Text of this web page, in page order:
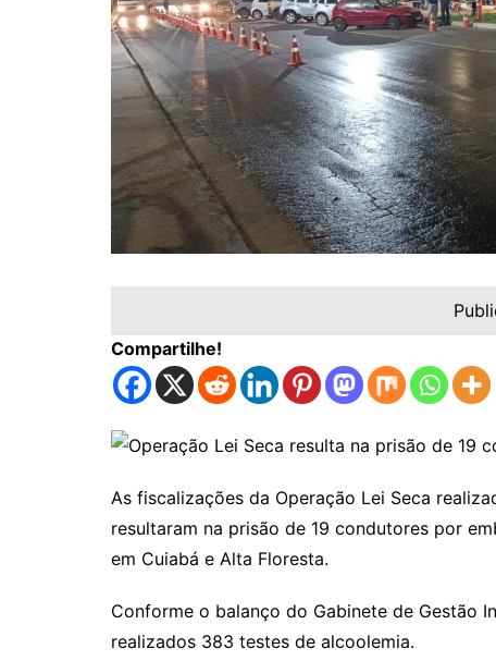
Compartilhe!
As fiscalizações da Operação Lei Seca
resultaram na prisão de 19 condutores por
em Cuiabá e Alta Floresta.
Conforme o balanço do Gabinete de Gestão
realizados 383 testes de alcoolemia.